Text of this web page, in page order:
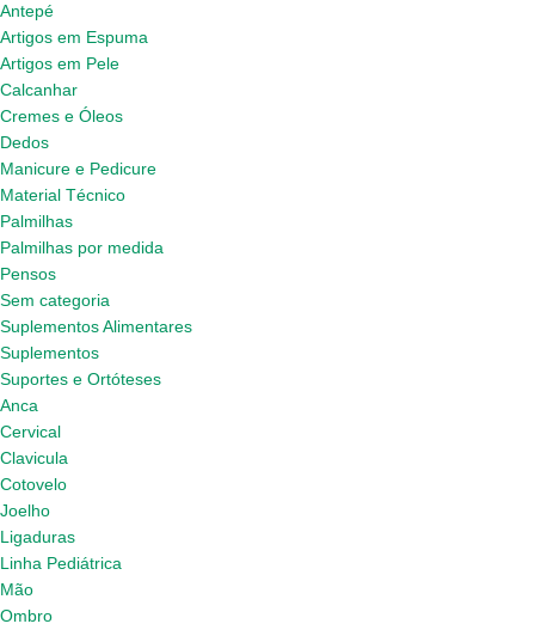
Antepé
Artigos em Espuma
Artigos em Pele
Calcanhar
Cremes e Óleos
Dedos
Manicure e Pedicure
Material Técnico
Palmilhas
Palmilhas por medida
Pensos
Sem categoria
Suplementos Alimentares
Suplementos
Suportes e Ortóteses
Anca
Cervical
Clavicula
Cotovelo
Joelho
Ligaduras
Linha Pediátrica
Mão
Ombro